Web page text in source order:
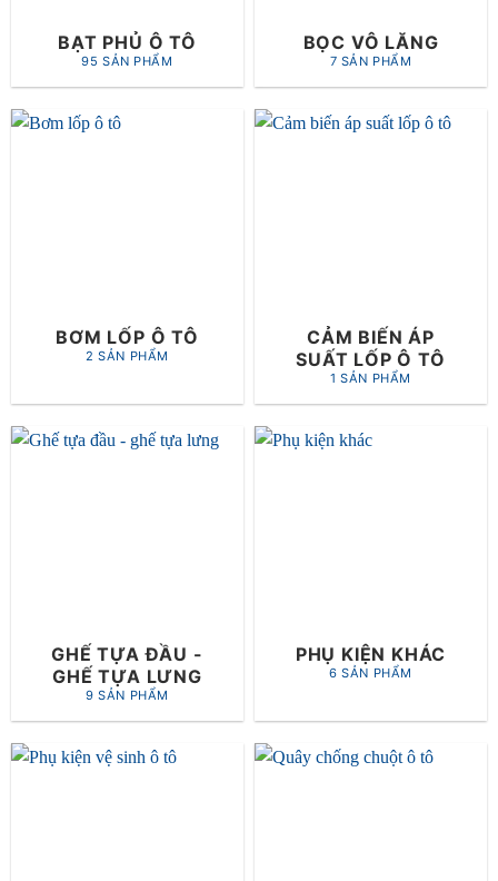
BẠT PHỦ Ô TÔ
95 SẢN PHẨM
BỌC VÔ LĂNG
7 SẢN PHẨM
BƠM LỐP Ô TÔ
2 SẢN PHẨM
CẢM BIẾN ÁP
SUẤT LỐP Ô TÔ
1 SẢN PHẨM
GHẾ TỰA ĐẦU -
GHẾ TỰA LƯNG
9 SẢN PHẨM
PHỤ KIỆN KHÁC
6 SẢN PHẨM